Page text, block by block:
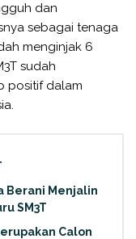
dan
sebagai tenaga
menginjak 6
sudah
positif dalam
Berani Menjalin
SM3T
Calon